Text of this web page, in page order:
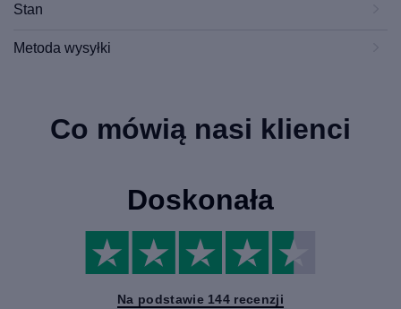
Stan
Metoda wysyłki
Co mówią nasi klienci
Doskonała
Na podstawie 144 recenzji